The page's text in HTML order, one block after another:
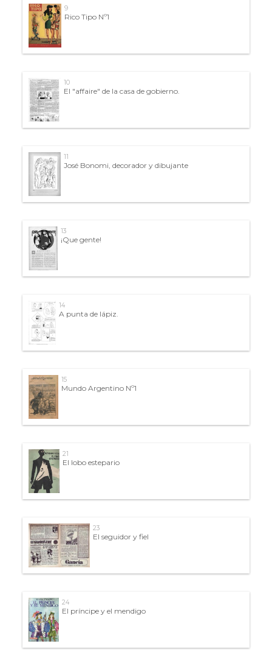
9
Rico Tipo Nº1
10
El "affaire" de la casa de gobierno.
11
José Bonomi, decorador y dibujante
13
¡Que gente!
14
A punta de lápiz.
15
Mundo Argentino Nº1
21
El lobo estepario
23
El seguidor y fiel
24
El príncipe y el mendigo